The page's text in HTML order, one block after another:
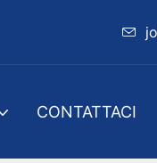
CONTATTACI